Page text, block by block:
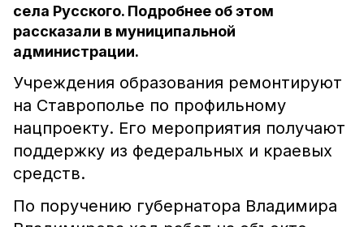
села Русского. Подробнее об этом
рассказали в муниципальной
администрации.
Учреждения образования ремонтируют
на Ставрополье по профильному
нацпроекту. Его мероприятия получают
поддержку из федеральных и краевых
средств.
По поручению губернатора Владимира